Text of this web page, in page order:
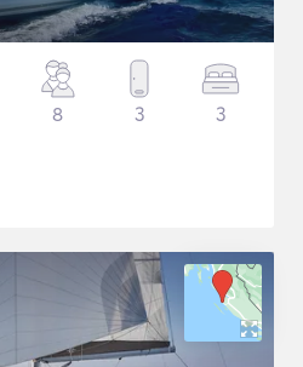
8 3 3